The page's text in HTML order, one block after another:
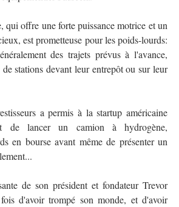
qui offre une forte puissance motrice et un
est prometteuse pour les poids-lourds:
des trajets prévus à l'avance,
stations devant leur entrepôt ou sur leur
a permis à la startup américaine
de lancer un camion à hydrogène,
en bourse avant même de présenter un
de son président et fondateur Trevor
d'avoir trompé son monde, et d'avoir